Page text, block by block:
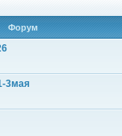
Форум
3мая